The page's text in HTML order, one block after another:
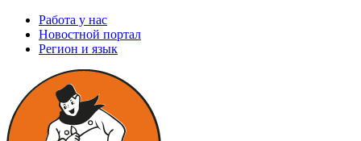
Работа у нас
Новостной портал
Регион и язык